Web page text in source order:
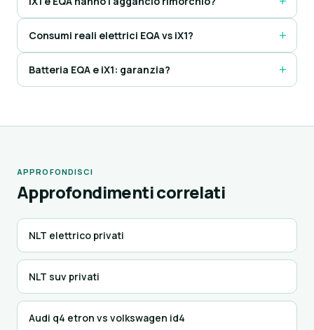
Consumi reali elettrici EQA vs iX1?
Batteria EQA e iX1: garanzia?
APPROFONDISCI
Approfondimenti correlati
NLT elettrico privati
NLT suv privati
Audi q4 etron vs volkswagen id4